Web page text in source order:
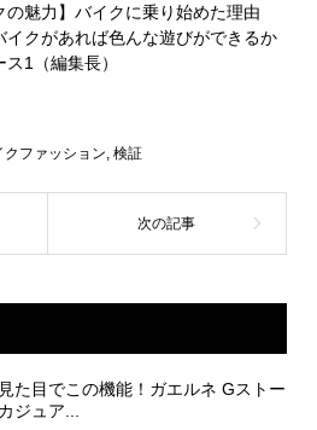
の魅力】バイクに乗り始めた理由
イクがあれば色んな遊びができるか
ス1（編集長）
クファッション 検証
た目でこの機能！ガエルネ Gストー
ジュア...